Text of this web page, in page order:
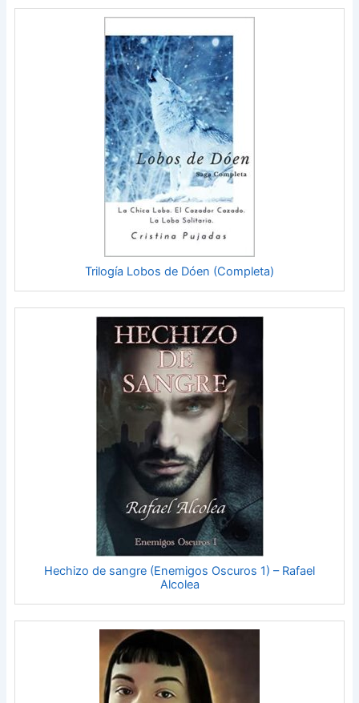
Trilogía Lobos de Dóen (Completa)
Hechizo de sangre (Enemigos Oscuros 1) – Rafael
Alcolea